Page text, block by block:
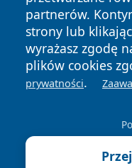
partnerów.
strony lub
wyrażasz zgodę
plików cookies
prywatności.
News Autorzy